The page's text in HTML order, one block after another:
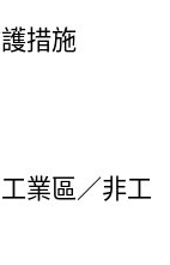
措施
業區／非工